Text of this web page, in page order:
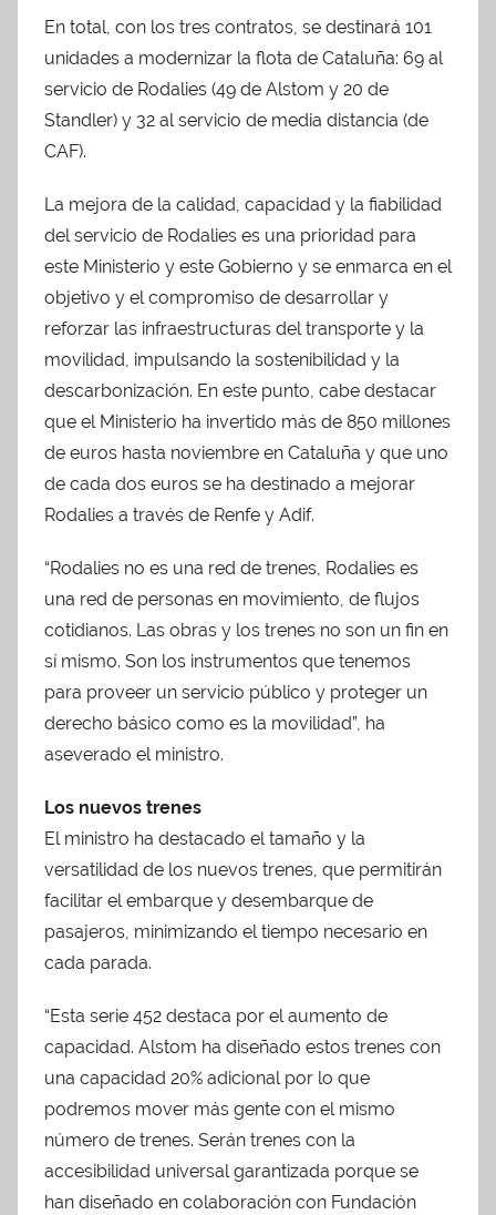
En total, con los tres contratos, se destinará 101
unidades a modernizar la flota de Cataluña: 69 al
servicio de Rodalies (49 de Alstom y 20 de
Standler) y 32 al servicio de media distancia (de
CAF).
La mejora de la calidad, capacidad y la fiabilidad
del servicio de Rodalies es una prioridad para
este Ministerio y este Gobierno y se enmarca en el
objetivo y el compromiso de desarrollar y
reforzar las infraestructuras del transporte y la
movilidad, impulsando la sostenibilidad y la
descarbonización. En este punto, cabe destacar
que el Ministerio ha invertido más de 850 millones
de euros hasta noviembre en Cataluña y que uno
de cada dos euros se ha destinado a mejorar
Rodalies a través de Renfe y Adif.
“Rodalies no es una red de trenes, Rodalies es
una red de personas en movimiento, de flujos
cotidianos. Las obras y los trenes no son un fin en
sí mismo. Son los instrumentos que tenemos
para proveer un servicio público y proteger un
derecho básico como es la movilidad”, ha
aseverado el ministro.
Los nuevos trenes
El ministro ha destacado el tamaño y la
versatilidad de los nuevos trenes, que permitirán
facilitar el embarque y desembarque de
pasajeros, minimizando el tiempo necesario en
cada parada.
“Esta serie 452 destaca por el aumento de
capacidad. Alstom ha diseñado estos trenes con
una capacidad 20% adicional por lo que
podremos mover más gente con el mismo
número de trenes. Serán trenes con la
accesibilidad universal garantizada porque se
han diseñado en colaboración con Fundación